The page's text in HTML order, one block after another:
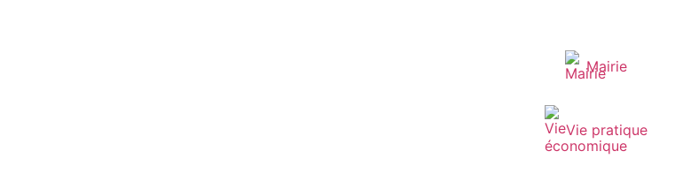
Mairie
Vie pratique